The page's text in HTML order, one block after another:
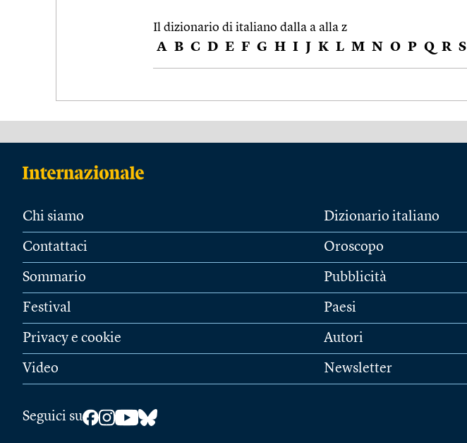
Il dizionario di italiano dalla a alla z
A B C D E F G H I J K L M N O P Q R S
Chi siamo
Contattaci
Sommario
Festival
Privacy e cookie
Video
Dizionario italiano
Oroscopo
Pubblicità
Paesi
Autori
Newsletter
Seguici su